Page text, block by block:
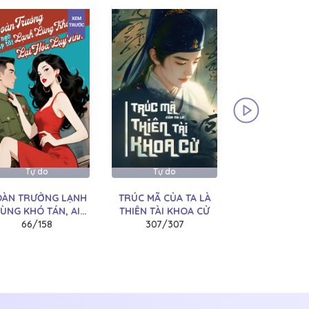
Tự do
TRƯỞNG LẠNH
KHÓ TÁN, AI
GẶP TÔI LẠI HÓA
66/158
Tự do
TRÚC MÃ CỦA TA LÀ
THIÊN TÀI KHOA CỬ
307/307